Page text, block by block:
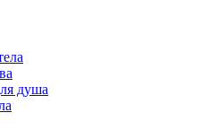
душа